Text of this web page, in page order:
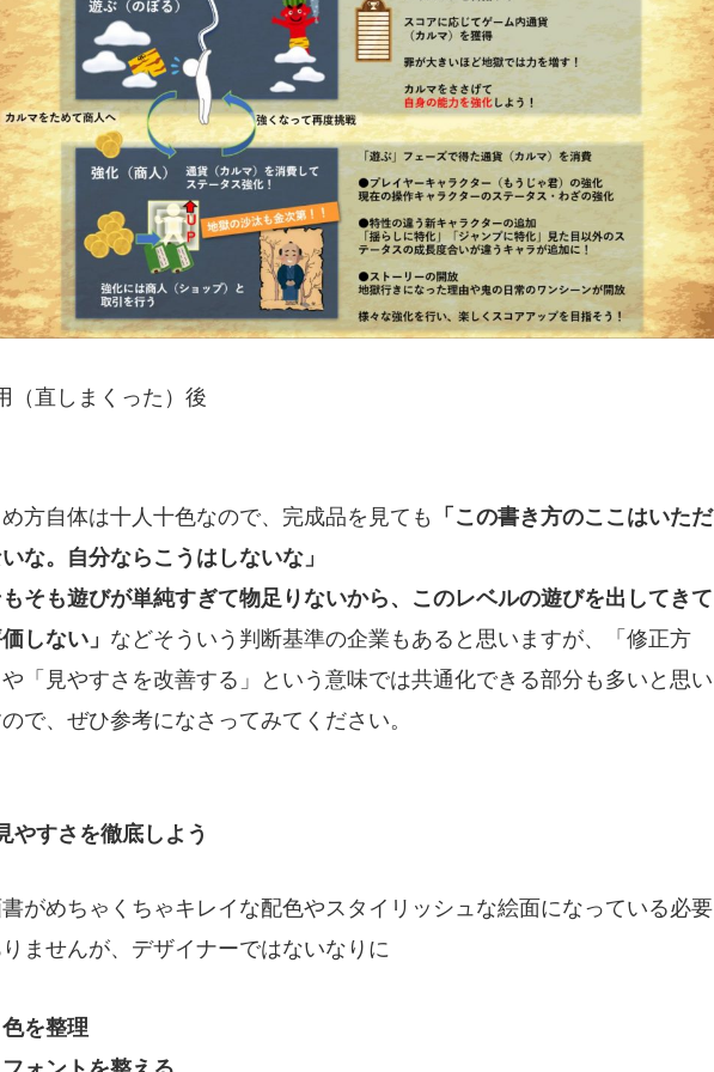
（直しまくった）後
方自体は十人十色なので、完成品を見ても
「この書き方のここはいただ
な。自分ならこうはしないな」
そも遊びが単純すぎて物足りないから、このレベルの遊びを出してきて
しない」 などそういう判断基準の企業もあると思いますが、「修正方
「見やすさを改善する」という意味では共通化できる部分も多いと思い
で、ぜひ参考になさってみてください。
やすさを徹底しよう
がめちゃくちゃキレイな配色やスタイリッシュな絵面になっている必要
ませんが、デザイナーではないなりに
を整理